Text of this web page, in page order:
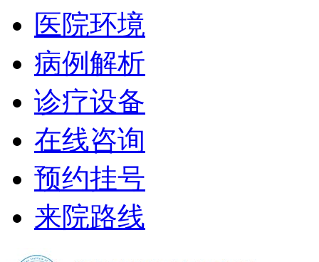
医院环境
病例解析
诊疗设备
在线咨询
预约挂号
来院路线